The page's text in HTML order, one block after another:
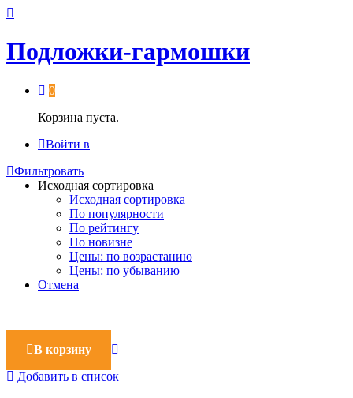
Подложки-гармошки
0
Корзина пуста.
Войти в
Фильтровать
Исходная сортировка
Исходная сортировка
По популярности
По рейтингу
По новизне
Цены: по возрастанию
Цены: по убыванию
Отмена
В корзину
Добавить в список